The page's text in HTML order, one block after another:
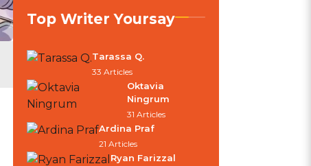
Top Writer Yoursay
Tarassa Q.
33 Articles
Oktavia
Ningrum
31 Articles
Ardina Praf
21 Articles
Ryan Farizzal